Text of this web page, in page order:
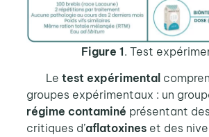
Figure 1. Test
Le test expérimental
groupes expérimentaux : un
régime contaminé présentant
critiques d’aflatoxineset des